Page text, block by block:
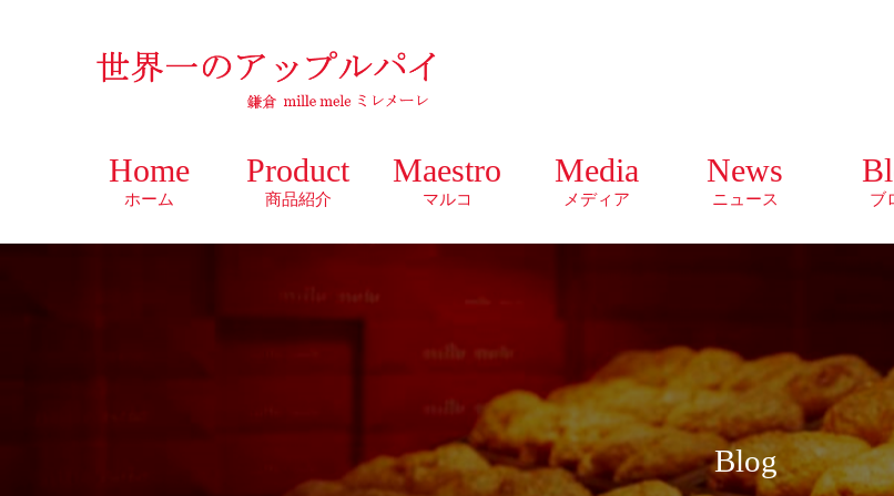
Home
ホーム
Product
商品紹介
Maestro
マルコ
Media
メディア
News
ニュース ブ
Blog